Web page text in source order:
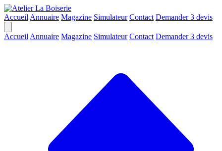
Accueil Annuaire Magazine Simulateur Contact Demander 3 devis
Accueil Annuaire Magazine Simulateur Contact Demander 3 devis